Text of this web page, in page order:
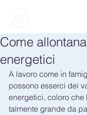
Come
energetici
A lavoro come in
possono esserci dei
energetici, coloro che
talmente grande da